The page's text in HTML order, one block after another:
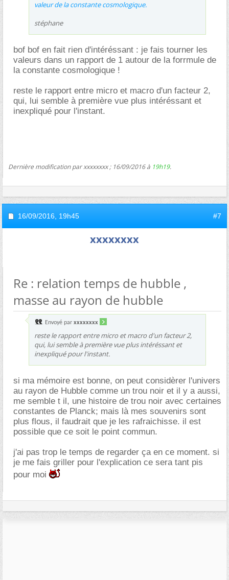
valeur de la constante cosmologique.
stéphane
bof bof en fait rien d'intéréssant : je fais tourner les
valeurs dans un rapport de 1 autour de la forrmule de
la constante cosmologique !
reste le rapport entre micro et macro d'un facteur 2,
qui, lui semble à première vue plus intéréssant et
inexpliqué pour l'instant.
Dernière modification par xxxxxxxx ; 16/09/2016 à 19h19.
16/09/2016, 19h45 #7
xxxxxxxx
Re : relation temps de hubble ,
masse au rayon de hubble
Envoyé par xxxxxxxx
reste le rapport entre micro et macro d'un facteur 2,
qui, lui semble à première vue plus intéréssant et
inexpliqué pour l'instant.
si ma mémoire est bonne, on peut considèrer l'univers
au rayon de Hubble comme un trou noir et il y a aussi,
me semble t il, une histoire de trou noir avec certaines
constantes de Planck; mais là mes souvenirs sont
plus flous, il faudrait que je les rafraichisse. il est
possible que ce soit le point commun.
j'ai pas trop le temps de regarder ça en ce moment. si
je me fais griller pour l'explication ce sera tant pis
pour moi